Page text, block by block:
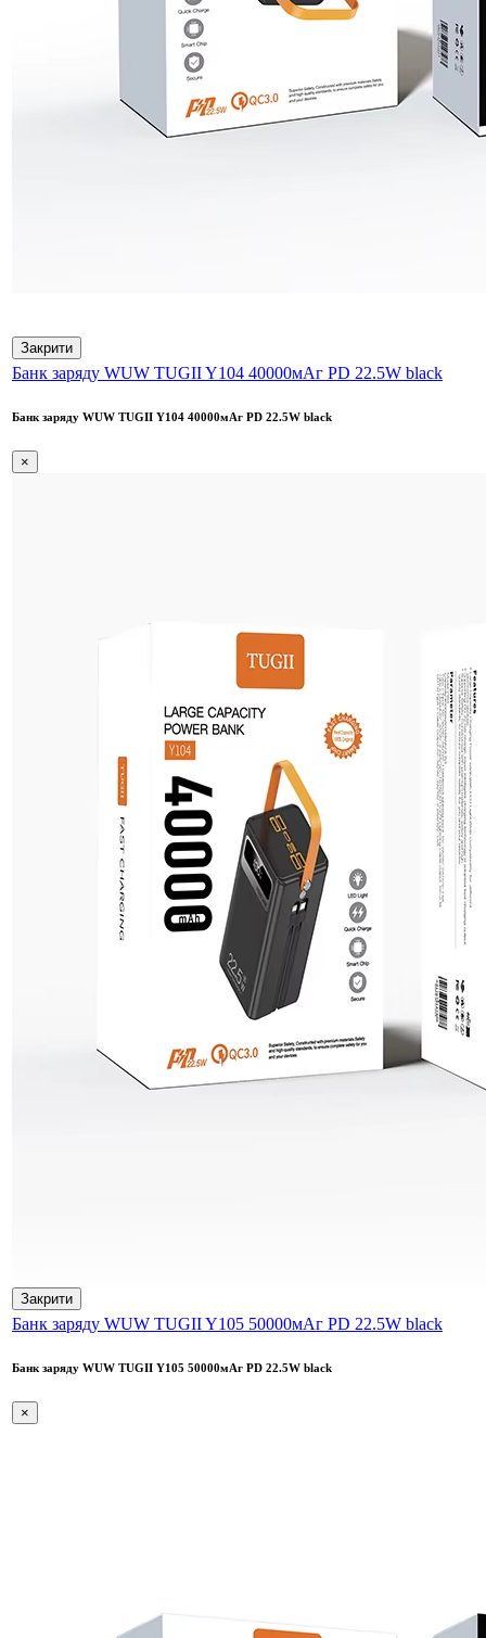
Закрити
Банк заряду WUW TUGII Y104 40000мАг PD 22.5W black
Банк заряду WUW TUGII Y104 40000мАг PD 22.5W black
×
Закрити
Банк заряду WUW TUGII Y105 50000мАг PD 22.5W black
Банк заряду WUW TUGII Y105 50000мАг PD 22.5W black
×